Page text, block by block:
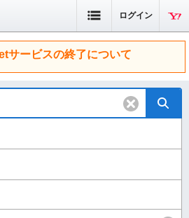
ログイン
サービスの終了について